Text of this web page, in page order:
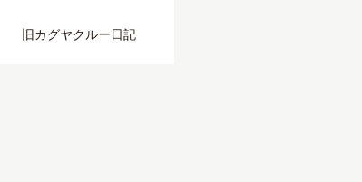
旧カグヤクルー日記